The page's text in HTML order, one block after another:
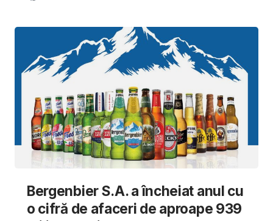
Bergenbier S.A. a încheiat anul cu
o cifră de afaceri de aproape 939